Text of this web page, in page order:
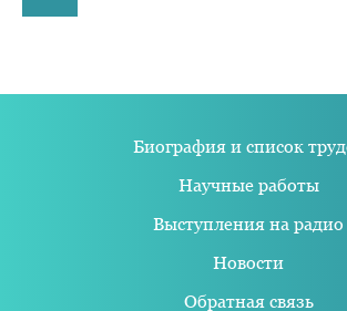
Биография и список
Научные работы
Выступления на радио
Новости
Обратная связь